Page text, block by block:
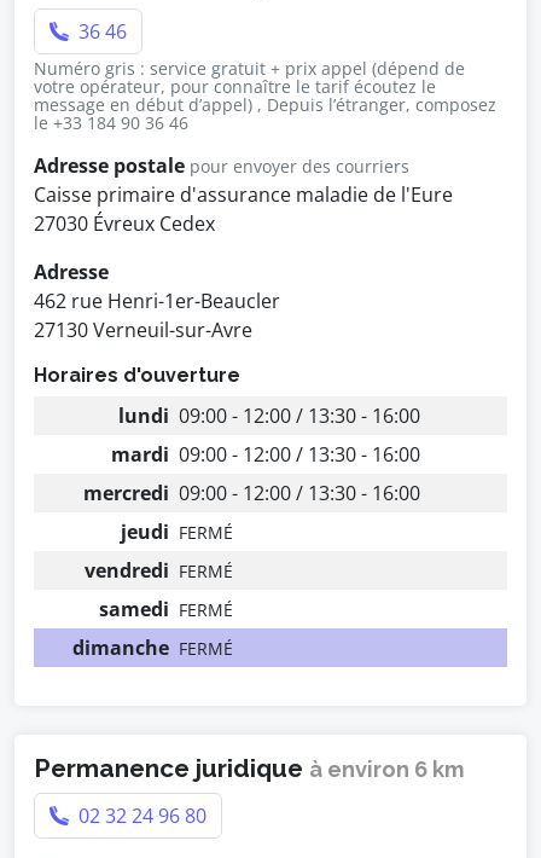
36 46
Numéro gris : service gratuit + prix appel (dépend de
votre opérateur, pour connaître le tarif écoutez le
message en début d’appel) , Depuis l’étranger, composez
le +33 184 90 36 46
Adresse postale pour envoyer des courriers
Caisse primaire d'assurance maladie de l'Eure
27030 Évreux Cedex
Adresse
462 rue Henri-1er-Beaucler
27130 Verneuil-sur-Avre
Horaires d'ouverture
lundi 09:00 - 12:00 / 13:30 - 16:00
mardi 09:00 - 12:00 / 13:30 - 16:00
mercredi 09:00 - 12:00 / 13:30 - 16:00
jeudi FERMÉ
vendredi FERMÉ
samedi FERMÉ
dimanche FERMÉ
Permanence juridique à environ 6 km
02 32 24 96 80